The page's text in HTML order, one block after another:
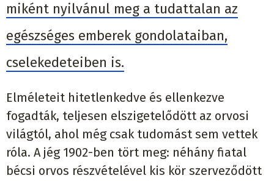
miként nyilvánul meg a tudattalan az
egészséges emberek gondolataiban,
cselekedeteiben is.
Elméleteit hitetlenkedve és ellenkezve
fogadták, teljesen elszigetelődött az orvosi
világtól, ahol még csak tudomást sem vettek
róla. A jég 1902-ben tört meg: néhány fiatal
bécsi orvos részvételével kis kör szerveződött